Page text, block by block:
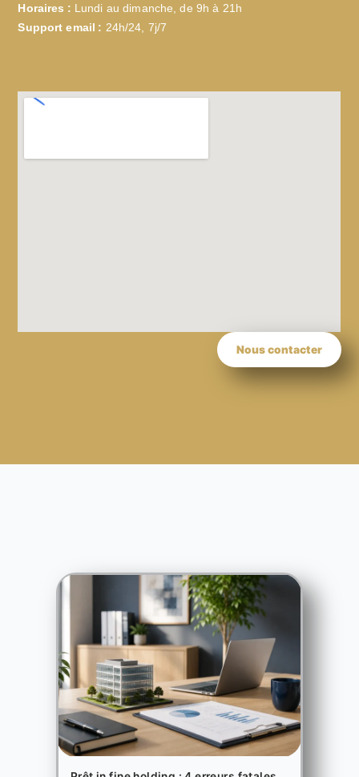
Horaires : Lundi au dimanche, de 9h à 21h
Support email : 24h/24, 7j/7
Nous contacter